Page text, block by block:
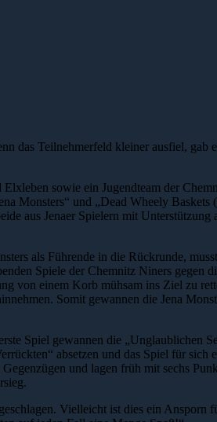
das Teilnehmerfeld kleiner ausfiel, gab
sowie ein Jugendteam der
Monsters“ und „Dead Wheely
aus Jenaer Spielern mit Unterstützung
als Führende in die Rückrunde,
Spiele der Chemnitz Niners gegen
von einem Korb mühsam ins Ziel zu
Somit gewannen die Jena
Spiel gewannen die „Unglaublichen
absetzen und das Spiel für sich
und lagen früh mit sechs
Vielleicht ist dies ein Ansporn